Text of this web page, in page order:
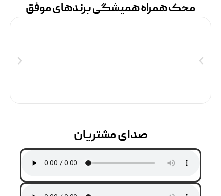
محک همراه همیشگی برندهای موفق
صدای مشتریان